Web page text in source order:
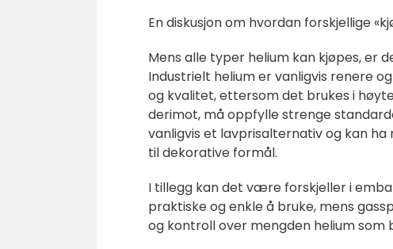
En diskusjon om hvordan forskjellige
Mens alle typer helium kan kjøpes, er
Industrielt helium er vanligvis renere
og kvalitet, ettersom det brukes i
derimot, må oppfylle strenge
vanligvis et lavprisalternativ og kan
til dekorative formål.
I tillegg kan det være forskjeller i
praktiske og enkle å bruke, mens
og kontroll over mengden helium som